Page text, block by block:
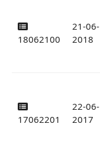
18062100
21-06-
2018
17062201
22-06-
2017